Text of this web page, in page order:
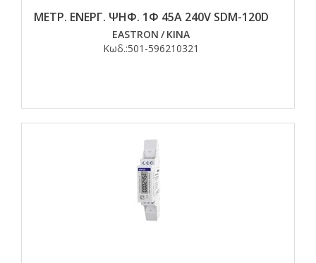
ΜΕΤΡ. ΕΝΕΡΓ. ΨΗΦ. 1Φ 45Α 240V SDM-120D
EASTRON / ΚΙΝΑ
Κωδ.:501-596210321